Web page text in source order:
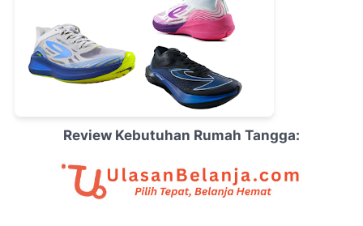
Review Kebutuhan Rumah Tangga: